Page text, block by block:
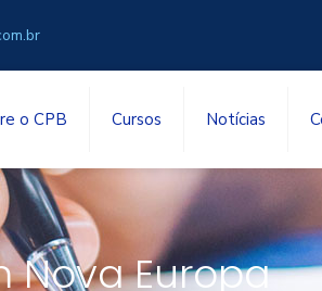
o CPB Cursos Notícias
Nova Europa